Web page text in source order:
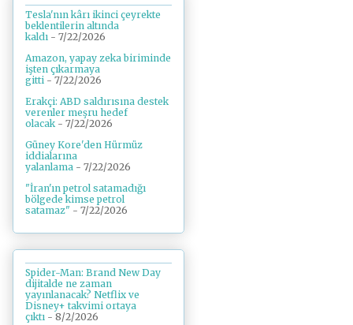
Tesla'nın kârı ikinci çeyrekte
beklentilerin altında
kaldı - 7/22/2026
Amazon, yapay zeka biriminde
işten çıkarmaya
gitti - 7/22/2026
Erakçi: ABD saldırısına destek
verenler meşru hedef
olacak - 7/22/2026
Güney Kore'den Hürmüz
iddialarına
yalanlama - 7/22/2026
"İran'ın petrol satamadığı
bölgede kimse petrol
satamaz" - 7/22/2026
Spider-Man: Brand New Day
dijitalde ne zaman
yayınlanacak? Netflix ve
Disney+ takvimi ortaya
çıktı - 8/2/2026